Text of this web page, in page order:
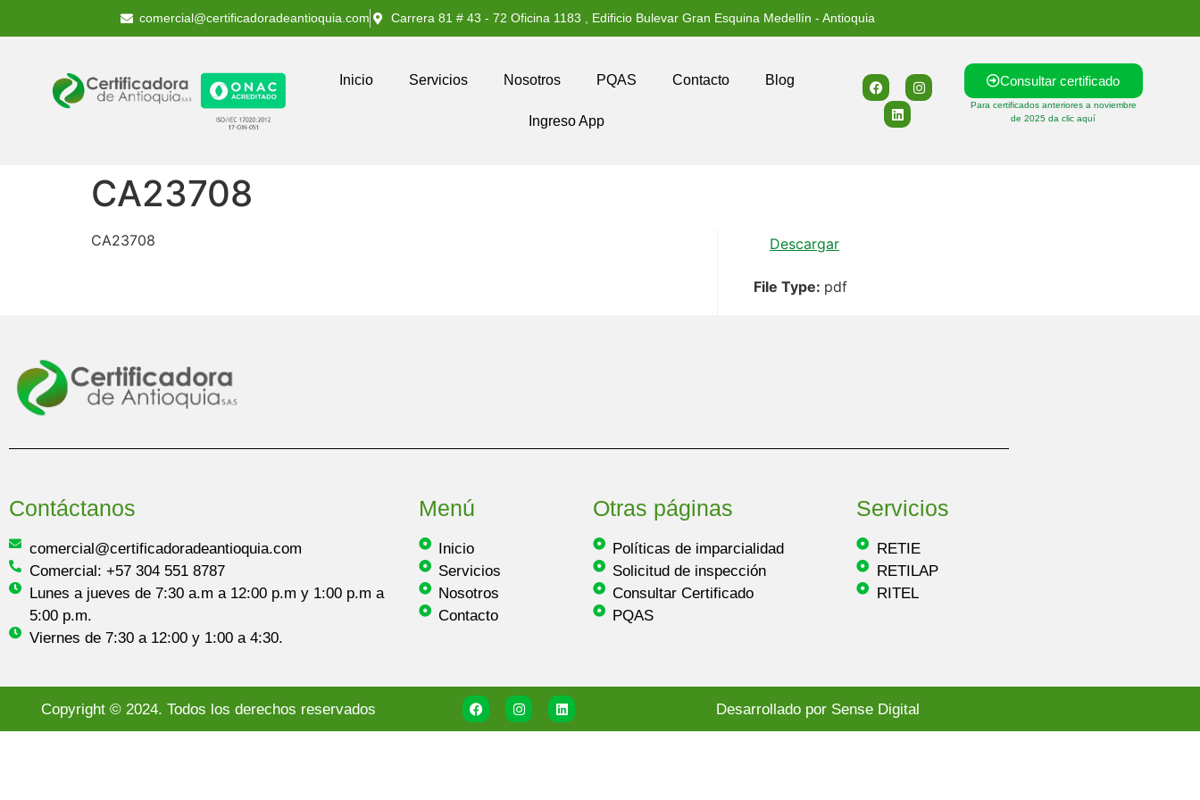
comercial@certificadoradeantioquia.com Carrera 81 # 43 - 72 Oficina 1183 , Edificio Bulevar Gran Esquina Medellín - Antioquia
Inicio Servicios Nosotros PQAS Contacto Blog
Ingreso App
Consultar certificado
Para certificados anteriores a noviembre
de 2025 da clic aquí
CA23708
CA23708 Descargar
File Type: pdf
Contáctanos
comercial@certificadoradeantioquia.com
Comercial: +57 304 551 8787
Lunes a jueves de 7:30 a.m a 12:00 p.m y 1:00 p.m a
5:00 p.m.
Viernes de 7:30 a 12:00 y 1:00 a 4:30.
Menú
Inicio
Servicios
Nosotros
Contacto
Otras páginas
Políticas de imparcialidad
Solicitud de inspección
Consultar Certificado
PQAS
Servicios
RETIE
RETILAP
RITEL
Copyright © 2024. Todos los derechos reservados Desarrollado por Sense Digital